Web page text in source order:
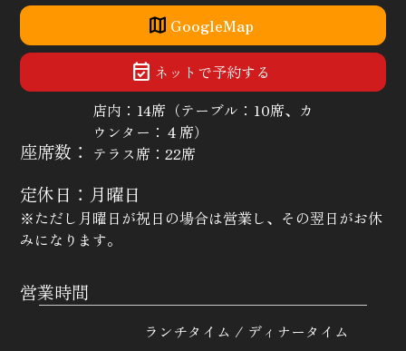
map GoogleMap
event_available ネットで予約する
座席数：
店内：14席（テーブル：10席、カ
ウンター：４席）
テラス席：22席
定休日：月曜日
※ただし月曜日が祝日の場合は営業し、その翌日がお休
みになります。
営業時間
ランチタイム / ディナータイム